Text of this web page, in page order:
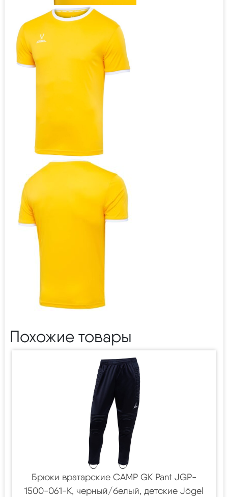
Похожие товары
Брюки вратарские CAMP GK Pant JGP-
1500-061-K, черный/белый, детские Jögel